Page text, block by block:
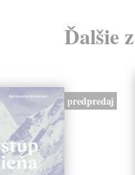
Ďalšie
predpredaj